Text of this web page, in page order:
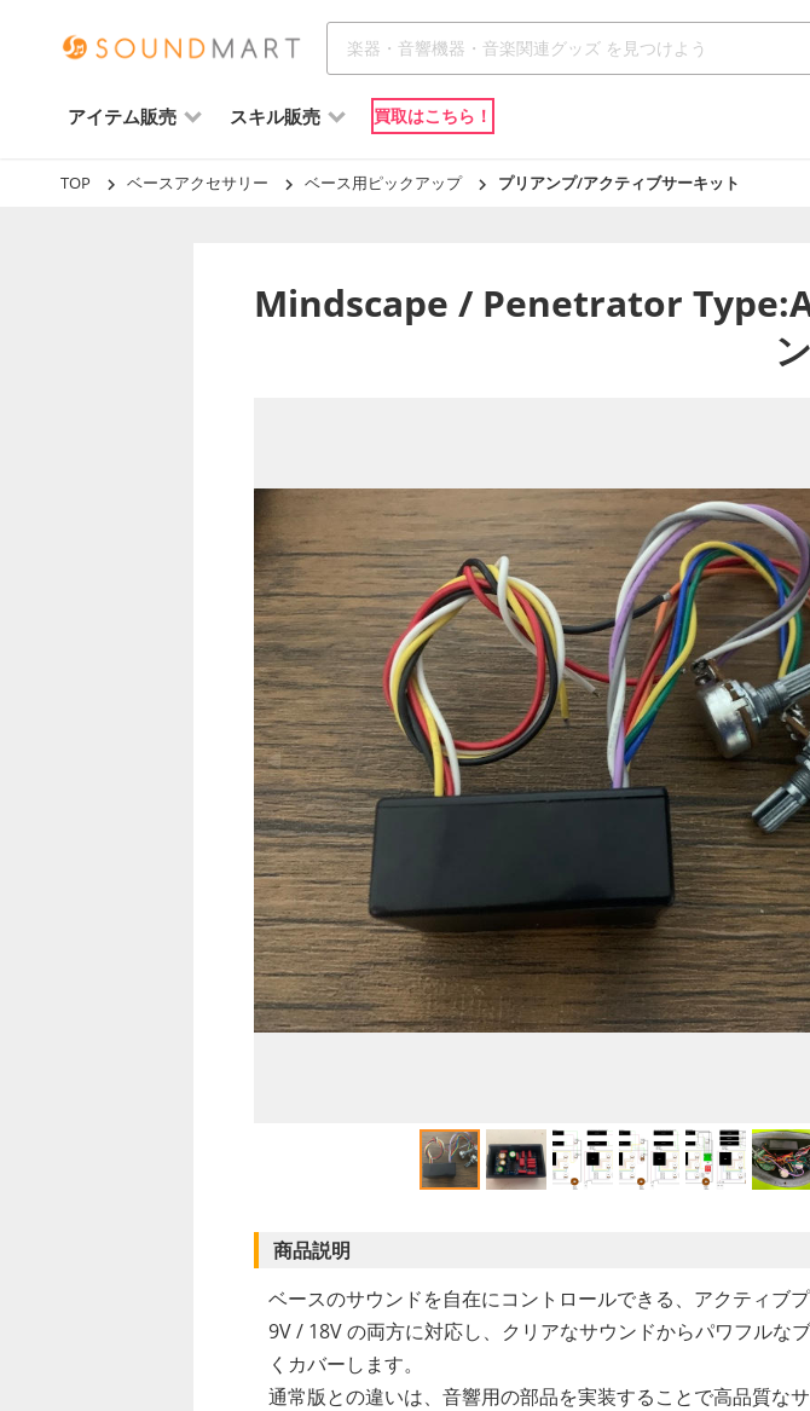
アイテム販売 スキル販売 買取はこちら！
TOP ベースアクセサリー ベース用ピックアップ プリアンプ/アクティブサーキット
Mindscape / Penetrator
商品説明
ベースのサウンドを自在にコントロールできる、アクティブプ
9V / 18V の両方に対応し、クリアなサウンドからパワフルな
くカバーします。
通常版との違いは、音響用の部品を実装することで高品質な